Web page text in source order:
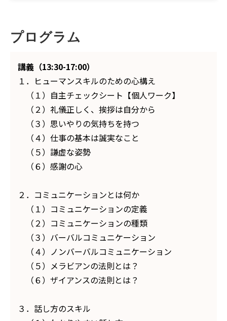
プログラム
講義（13:30-17:00）
１．ヒューマンスキルのための心構え
（１）自主チェックシート【個人ワーク】
（２）礼儀正しく、挨拶は自分から
（３）思いやりの気持ちを持つ
（４）仕事の基本は誠実なこと
（５）謙虚な姿勢
（６）感謝の心
２．コミュニケーションとは何か
（１）コミュニケーションの定義
（２）コミュニケーションの種類
（３）バーバルコミュニケーション
（４）ノンバーバルコミュニケーション
（５）メラビアンの法則とは？
（６）ザイアンスの法則とは？
３．話し方のスキル